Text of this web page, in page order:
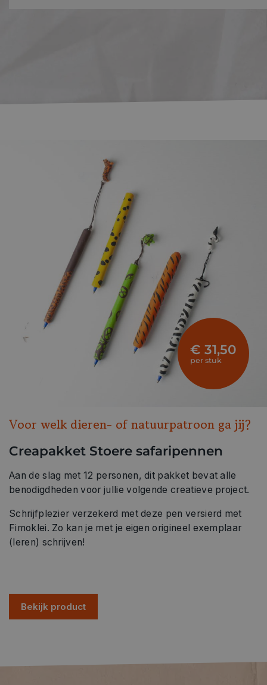
€ 31,50
per stuk
Voor welk dieren- of natuurpatroon ga jij?
Creapakket Stoere safaripennen
Aan de slag met 12 personen, dit pakket bevat alle
benodigdheden voor jullie volgende creatieve project.
Schrijfplezier verzekerd met deze pen versierd met
Fimoklei. Zo kan je met je eigen origineel exemplaar
(leren) schrijven!
Bekijk product